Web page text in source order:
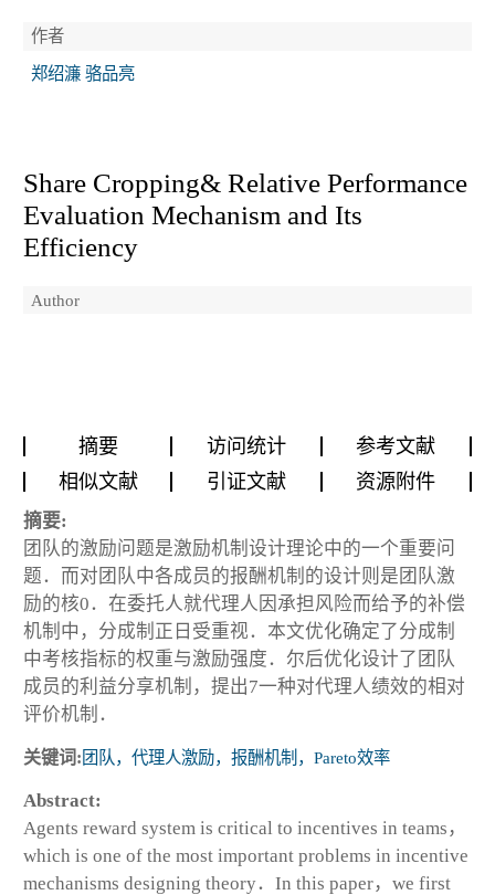
作者
郑绍濂 骆品亮
Share Cropping& Relative Performance
Evaluation Mechanism and Its
Efficiency
Author
摘要 访问统计
参考文献
相似文献
引证文献 资源附件
摘要:
团队的激励问题是激励机制设计理论中的一个重要问
题．而对团队中各成员的报酬机制的设计则是团队激
励的核0．在委托人就代理人因承担风险而给予的补偿
机制中，分成制正日受重视．本文优化确定了分成制
中考核指标的权重与激励强度．尔后优化设计了团队
成员的利益分享机制，提出7一种对代理人绩效的相对
评价机制．
关键词: 团队，代理人激励，报酬机制，Pareto效率
Abstract:
Agents reward system is critical to incentives in teams，
which is one of the most important problems in incentive
mechanisms designing theory．In this paper，we first